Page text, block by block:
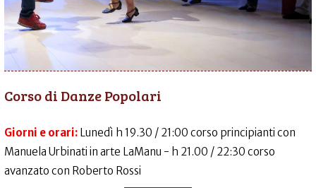
Corso di Danze Popolari
Giorni e orari: Lunedì h 19.30 / 21:00 corso principianti con
Manuela Urbinati in arte LaManu - h 21.00 / 22:30 corso
avanzato con Roberto Rossi